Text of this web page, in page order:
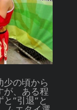
少の頃から
が、ある程
”引退”と